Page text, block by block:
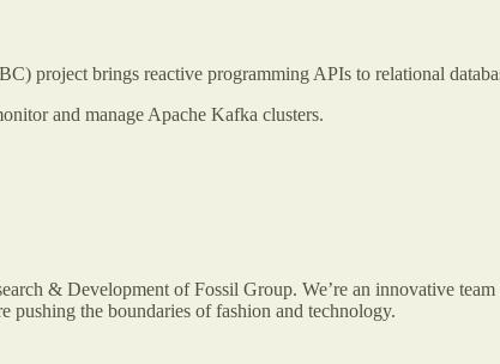
project brings reactive programming APIs to relational
and manage Apache Kafka clusters.
& Development of Fossil Group. We’re an innovative
the boundaries of fashion and technology.